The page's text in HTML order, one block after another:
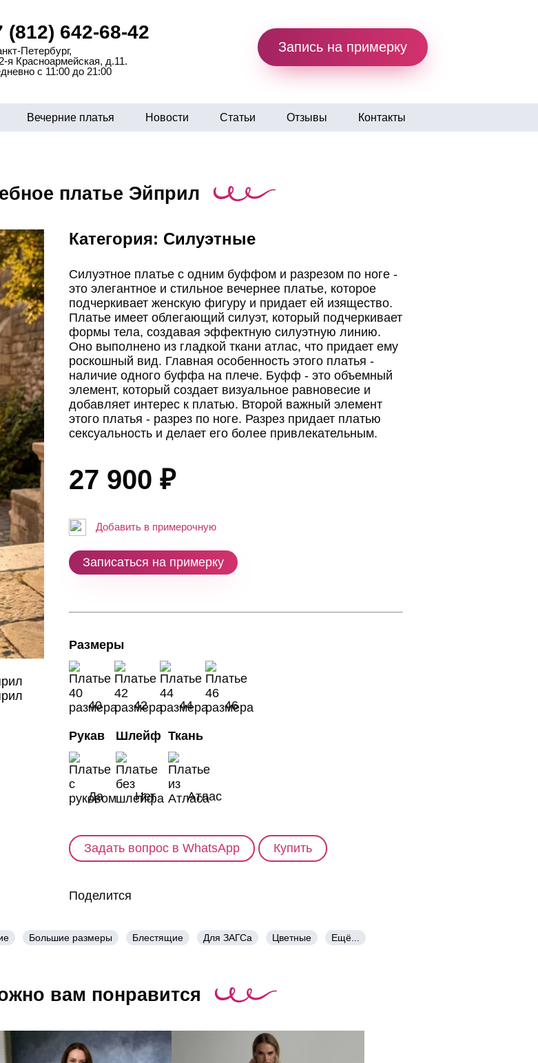
(812) 642-68-42
Петербург,
я Красноармейская, д.11.
с 11:00 до 21:00
Запись на примерку
Вечерние платья Новости Статьи Отзывы Контакты
платье Эйприл
Категория: Cилуэтные
Силуэтное платье с одним буффом и разрезом по ноге -
это элегантное и стильное вечернее платье, которое
подчеркивает женскую фигуру и придает ей изящество.
Платье имеет облегающий силуэт, который подчеркивает
формы тела, создавая эффектную силуэтную линию.
Оно выполнено из гладкой ткани атлас, что придает ему
роскошный вид. Главная особенность этого платья -
наличие одного буффа на плече. Буфф - это объемный
элемент, который создает визуальное равновесие и
добавляет интерес к платью. Второй важный элемент
этого платья - разрез по ноге. Разрез придает платью
сексуальность и делает его более привлекательным.
27 900 ₽
Добавить в примерочную
Записаться на примерку
Размеры
40 42 44 46
Рукав
Да
Шлейф
Нет
Ткань
Атлас
Задать вопрос в WhatsApp Купить
Поделится
Большие размеры Блестящие Для ЗАГСа Цветные Ещё...
вам понравится